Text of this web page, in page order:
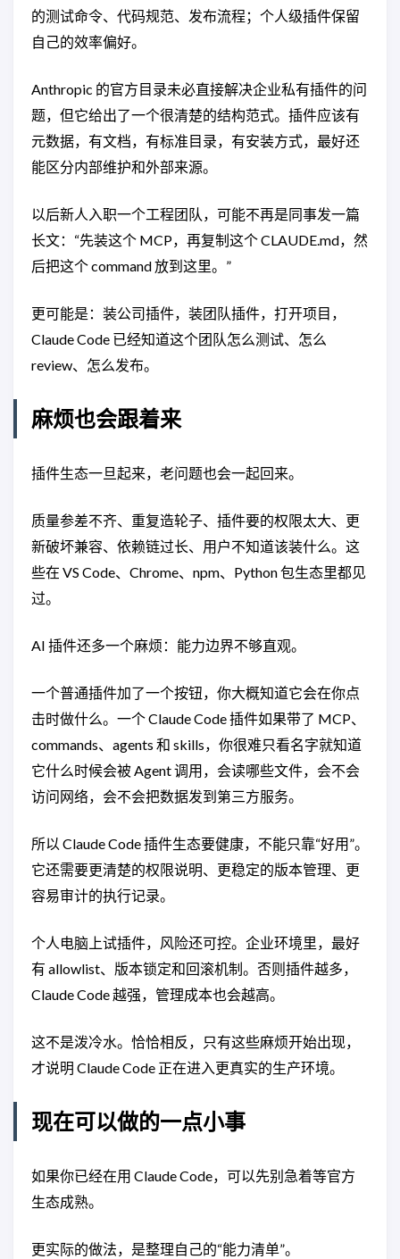
的测试命令、代码规范、发布流程；个人级插件保留
自己的效率偏好。
Anthropic 的官方目录未必直接解决企业私有插件的问
题，但它给出了一个很清楚的结构范式。插件应该有
元数据，有文档，有标准目录，有安装方式，最好还
能区分内部维护和外部来源。
以后新人入职一个工程团队，可能不再是同事发一篇
长文：“先装这个 MCP，再复制这个 CLAUDE.md，然
后把这个 command 放到这里。”
更可能是：装公司插件，装团队插件，打开项目，
Claude Code 已经知道这个团队怎么测试、怎么
review、怎么发布。
麻烦也会跟着来
插件生态一旦起来，老问题也会一起回来。
质量参差不齐、重复造轮子、插件要的权限太大、更
新破坏兼容、依赖链过长、用户不知道该装什么。这
些在 VS Code、Chrome、npm、Python 包生态里都见
过。
AI 插件还多一个麻烦：能力边界不够直观。
一个普通插件加了一个按钮，你大概知道它会在你点
击时做什么。一个 Claude Code 插件如果带了 MCP、
commands、agents 和 skills，你很难只看名字就知道
它什么时候会被 Agent 调用，会读哪些文件，会不会
访问网络，会不会把数据发到第三方服务。
所以 Claude Code 插件生态要健康，不能只靠“好用”。
它还需要更清楚的权限说明、更稳定的版本管理、更
容易审计的执行记录。
个人电脑上试插件，风险还可控。企业环境里，最好
有 allowlist、版本锁定和回滚机制。否则插件越多，
Claude Code 越强，管理成本也会越高。
这不是泼冷水。恰恰相反，只有这些麻烦开始出现，
才说明 Claude Code 正在进入更真实的生产环境。
现在可以做的一点小事
如果你已经在用 Claude Code，可以先别急着等官方
生态成熟。
更实际的做法，是整理自己的“能力清单”。